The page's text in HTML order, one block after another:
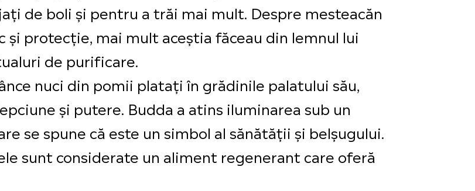
de boli și pentru a trăi mai mult. Despre mesteacăn
și protecție, mai mult aceștia făceau din lemnul lui
de purificare.
nuci din pomii platați în grădinile palatului său,
și putere. Budda a atins iluminarea sub un
se spune că este un simbol al sănătății și belșugului.
sunt considerate un aliment regenerant care oferă